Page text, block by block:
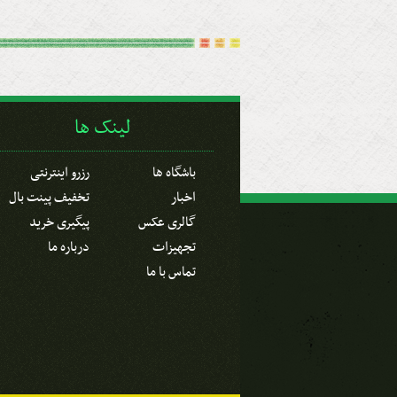
لینک ها
باشگاه ها
رزرو اینترنتی
اخبار
تخفیف پینت بال
گالری عکس
پیگیری خرید
تجهیزات
درباره ما
تماس با ما